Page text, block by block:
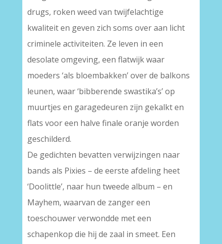
drugs, roken weed van twijfelachtige
kwaliteit en geven zich soms over aan licht
criminele activiteiten. Ze leven in een
desolate omgeving, een flatwijk waar
moeders ‘als bloembakken’ over de balkons
leunen, waar ‘bibberende swastika’s’ op
muurtjes en garagedeuren zijn gekalkt en
flats voor een halve finale oranje worden
geschilderd.
De gedichten bevatten verwijzingen naar
bands als Pixies – de eerste afdeling heet
‘Doolittle’, naar hun tweede album – en
Mayhem, waarvan de zanger een
toeschouwer verwondde met een
schapenkop die hij de zaal in smeet. Een